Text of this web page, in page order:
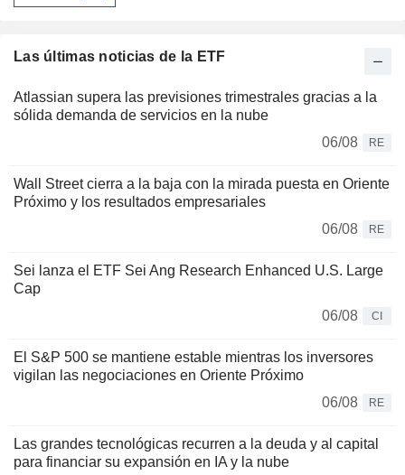
Las últimas noticias de la ETF
Atlassian supera las previsiones trimestrales gracias a la
sólida demanda de servicios en la nube
06/08
RE
Wall Street cierra a la baja con la mirada puesta en Oriente
Próximo y los resultados empresariales
06/08
RE
Sei lanza el ETF Sei Ang Research Enhanced U.S. Large
Cap
06/08
CI
El S&P 500 se mantiene estable mientras los inversores
vigilan las negociaciones en Oriente Próximo
06/08
RE
Las grandes tecnológicas recurren a la deuda y al capital
para financiar su expansión en IA y la nube